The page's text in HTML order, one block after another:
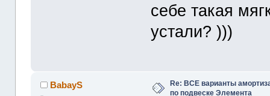
себе такая
устали? )))
BabayS
Re: ВСЕ варианты
по подвеске Элемента